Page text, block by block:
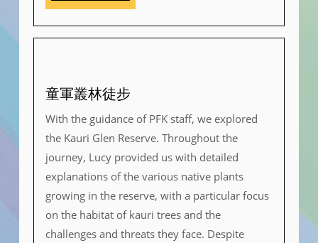
童軍叢林徒步
With the guidance of PFK staff, we explored
the Kauri Glen Reserve. Throughout the
journey, Lucy provided us with detailed
explanations of the various native plants
growing in the reserve, with a particular focus
on the habitat of kauri trees and the
challenges and threats they face. Despite